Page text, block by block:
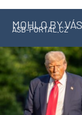
MOHLO BY
ASB-PORTAL.CZ